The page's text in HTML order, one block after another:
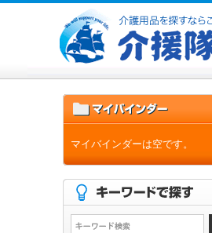
マイバインダーは空です。